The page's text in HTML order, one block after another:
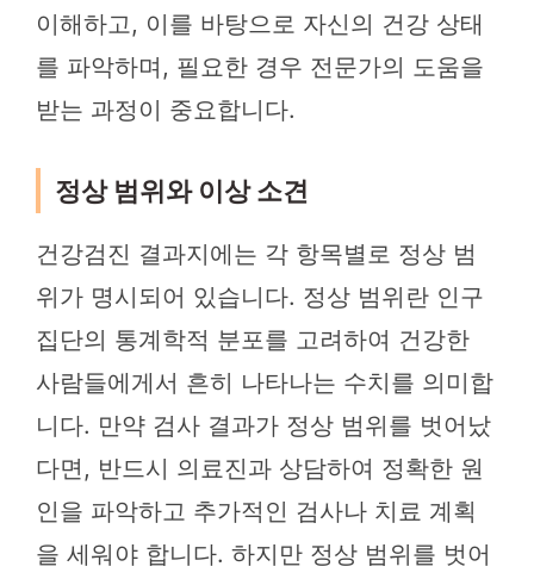
이해하고, 이를 바탕으로 자신의 건강 상태
를 파악하며, 필요한 경우 전문가의 도움을
받는 과정이 중요합니다.
정상 범위와 이상 소견
건강검진 결과지에는 각 항목별로 정상 범
위가 명시되어 있습니다. 정상 범위란 인구
집단의 통계학적 분포를 고려하여 건강한
사람들에게서 흔히 나타나는 수치를 의미합
니다. 만약 검사 결과가 정상 범위를 벗어났
다면, 반드시 의료진과 상담하여 정확한 원
인을 파악하고 추가적인 검사나 치료 계획
을 세워야 합니다. 하지만 정상 범위를 벗어